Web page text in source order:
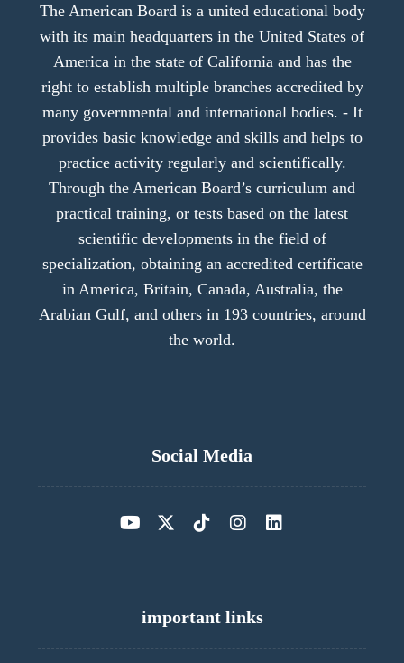
The American Board is a united educational body
with its main headquarters in the United States of
America in the state of California and has the
right to establish multiple branches accredited by
many governmental and international bodies. - It
provides basic knowledge and skills and helps to
practice activity regularly and scientifically.
Through the American Board’s curriculum and
practical training, or tests based on the latest
scientific developments in the field of
specialization, obtaining an accredited certificate
in America, Britain, Canada, Australia, the
Arabian Gulf, and others in 193 countries, around
the world.
Social Media
important links